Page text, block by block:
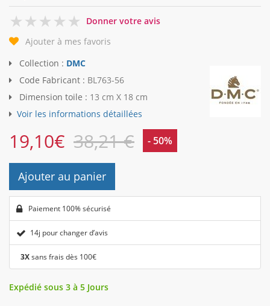
0
Donner votre avis
Ajouter à mes favoris
Collection : DMC
Code Fabricant : BL763-56
Dimension toile : 13 cm X 18 cm
Voir les informations détaillées
19,10€ 38,21 € - 50%
Ajouter au panier
Paiement 100% sécurisé
14j pour changer d’avis
3Xsans frais dès 100€
Expédié sous 3 à 5 Jours